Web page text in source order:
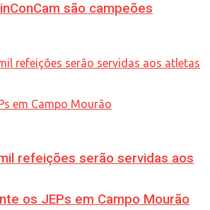
são campeões
refeições serão servidas aos
os JEPs em Campo Mourão